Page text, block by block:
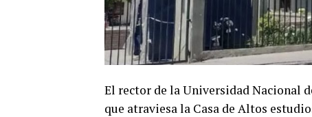
El rector de la Universidad Nacional
que atraviesa la Casa de Altos